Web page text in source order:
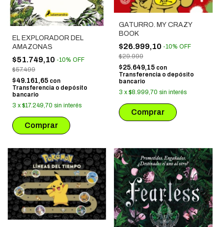
EL EXPLORADOR DEL
AMAZONAS
$51.749,10 -10% OFF
$57.499
$49.161,65 con
Transferencia o depósito
bancario
3 x $17.249,70 sin interés
GATURRO. MY CRAZY
BOOK
$26.999,10 -10% OFF
$29.999
$25.649,15 con
Transferencia o depósito
bancario
3 x $8.999,70 sin interés